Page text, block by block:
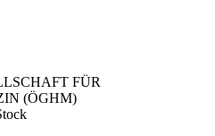
FÜR
(ÖGHM)